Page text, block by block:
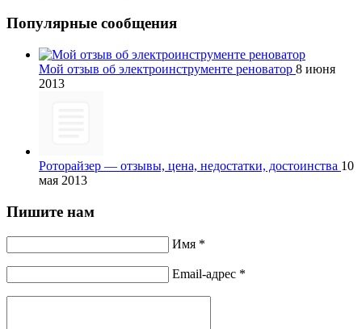
Популярные сообщения
Мой отзыв об электроинструменте реноватор 8 июня
2013
Роторайзер — отзывы, цена, недостатки, достоинства 10
мая 2013
Пишите нам
Имя *
Email-адрес *